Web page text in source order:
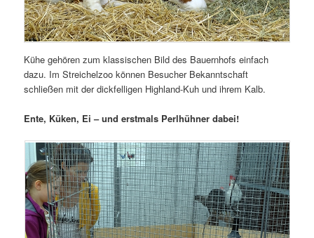
Kühe gehören zum klassischen Bild des Bauernhofs einfach
dazu. Im Streichelzoo können Besucher Bekanntschaft
schließen mit der dickfelligen Highland-Kuh und ihrem Kalb.
Ente, Küken, Ei – und erstmals Perlhühner dabei!